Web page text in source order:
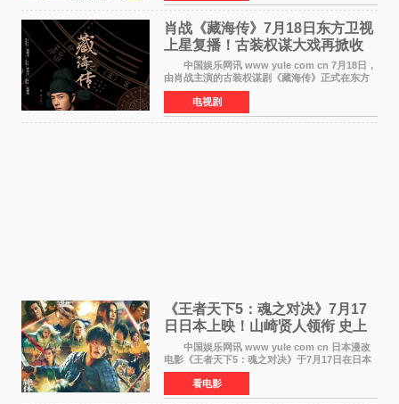
澈的少年感与全新的夏天相遇了
肖战《藏海传》7月18日东方卫视
上星复播！古装权谋大戏再掀收
视热潮
中国娱乐网讯 www yule com cn 7月18日，
由肖战主演的古装权谋剧《藏海传》正式在东方
卫视上星复播，引发广泛关注。该剧此前已在网
络平台播出，凭借精良制作和紧凑剧情收获不俗
口碑，此次上
电视剧
《王者天下5：魂之对决》7月17
日日本上映！山崎贤人领衔 史上
最大“函谷关防卫战”
中国娱乐网讯 www yule com cn 日本漫改
电影《王者天下5：魂之对决》于7月17日在日本
全国上映。这部由佐藤信介执导、山崎贤人主演
的历史动作片，改编自原泰久同名人气漫画，继
续讲述信和漂
看电影